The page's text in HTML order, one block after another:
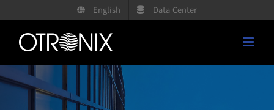
텐
건
English Data Center